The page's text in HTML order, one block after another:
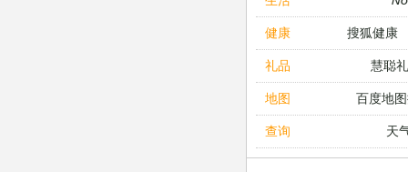
健康 搜狐健康
礼品 慧聪
地图 百度地
查询 天